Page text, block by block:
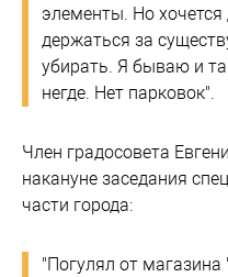
элементы. Но хочется
держаться за
убирать. Я бываю и
негде. Нет парковок".
Член градосовета
накануне заседания
части города:
"Погулял от